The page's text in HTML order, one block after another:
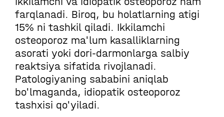
farqlanadi. Biroq, bu holatlarning atigi
15% ni tashkil qiladi. Ikkilamchi
osteoporoz ma'lum kasalliklarning
asorati yoki dori-darmonlarga salbiy
reaktsiya sifatida rivojlanadi.
Patologiyaning sababini aniqlab
bo'lmaganda, idiopatik osteoporoz
tashxisi qo'yiladi.